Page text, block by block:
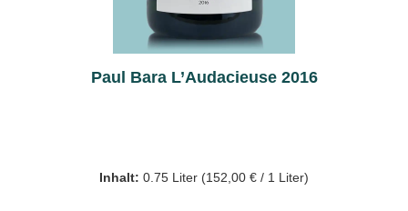
Paul Bara L’Audacieuse 2016
Inhalt: 0.75 Liter (152,00 € / 1 Liter)